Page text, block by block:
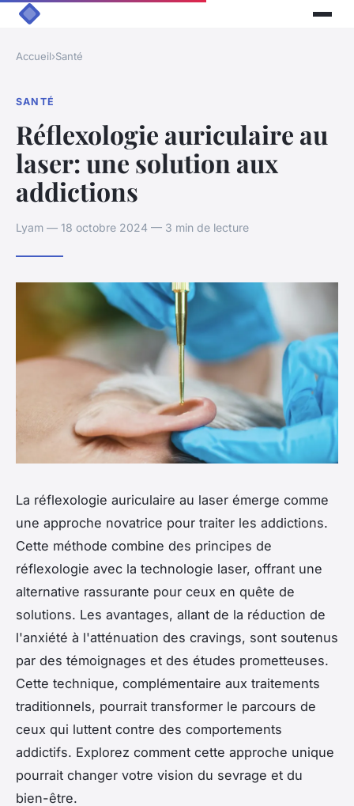
Accueil›Santé
SANTÉ
Réflexologie auriculaire au
laser: une solution aux
addictions
Lyam — 18 octobre 2024 — 3 min de lecture
La réflexologie auriculaire au laser émerge comme
une approche novatrice pour traiter les addictions.
Cette méthode combine des principes de
réflexologie avec la technologie laser, offrant une
alternative rassurante pour ceux en quête de
solutions. Les avantages, allant de la réduction de
l'anxiété à l'atténuation des cravings, sont soutenus
par des témoignages et des études prometteuses.
Cette technique, complémentaire aux traitements
traditionnels, pourrait transformer le parcours de
ceux qui luttent contre des comportements
addictifs. Explorez comment cette approche unique
pourrait changer votre vision du sevrage et du
bien-être.